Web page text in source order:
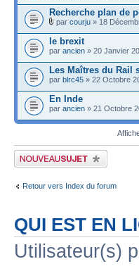
Recherche plan de
par courju » 18
le brexit
par ancien » 20 Janvier
Les Maîtres du Rail
par blrc45 » 22 Octobre
En Inde
par ancien » 21 Octobre
Publier un nouveau sujet
Retour vers Index du forum
QUI EST EN
Utilisateur(s)